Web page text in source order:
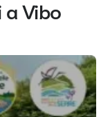
Vibo